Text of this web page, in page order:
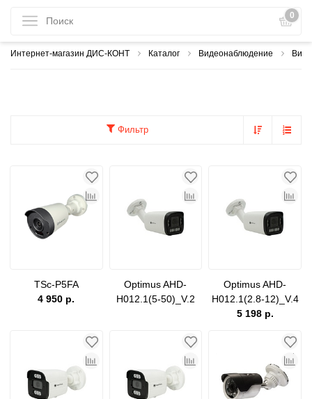
0
Интернет-магазин ДИС-КОНТ Каталог Видеонаблюдение
Фильтр
TSc-P5FA
4 950 р.
Optimus AHD-
H012.1(5-50)_V.2
Optimus AHD-
H012.1(2.8-12)_V.4
5 198 р.